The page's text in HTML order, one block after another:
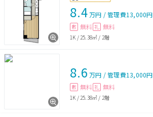
8.4万円 /管理費13,000円
敷 無料 礼 無料
1K /25.38㎡ / 2階
8.6 万円 /管理費13,000円
敷 無料 礼 無料
1K / 25.38㎡ / 2階